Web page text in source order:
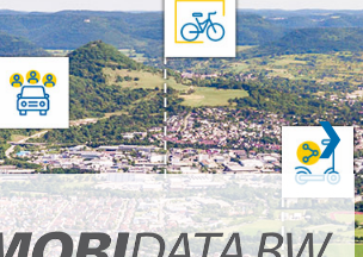
❯